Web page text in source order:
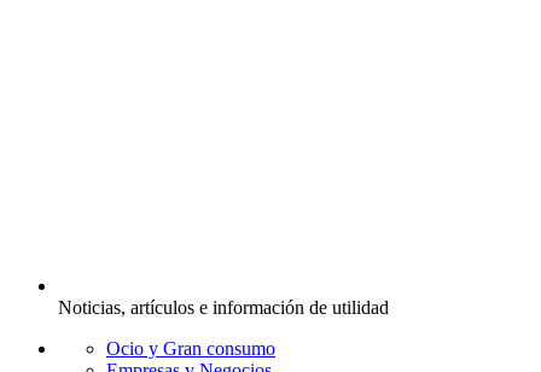
Noticias, artículos e información de utilidad
Ocio y Gran consumo